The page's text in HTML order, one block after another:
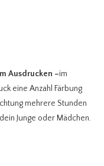
Ausdrucken –im
eine Anzahl Färbung
mehrere Stunden
Junge oder Mädchen.